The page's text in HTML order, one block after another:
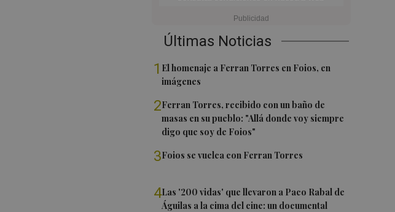
Últimas Noticias
1 El homenaje a Ferran Torres en Foios, en
imágenes
2Ferran Torres, recibido con un baño de
masas en su pueblo: "Allá donde voy siempre
digo que soy de Foios"
3Foios se vuelca con Ferran Torres
4Las '200 vidas' que llevaron a Paco Rabal de
Águilas a la cima del cine: un documental